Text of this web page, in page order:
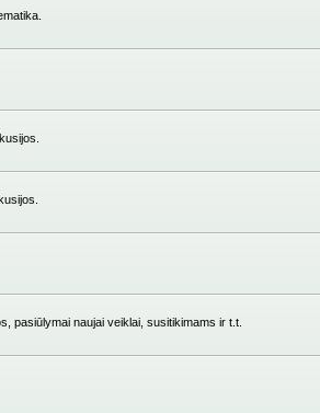
pasiūlymai naujai veiklai, susitikimams ir t.t.